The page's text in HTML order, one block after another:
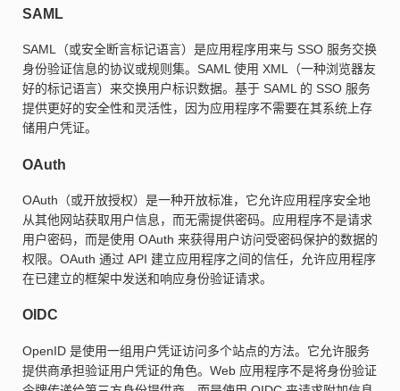
SAML
SAML（或安全断言标记语言）是应用程序用来与 SSO 服务交换
身份验证信息的协议或规则集。SAML 使用 XML（一种浏览器友
好的标记语言）来交换用户标识数据。基于 SAML 的 SSO 服务
提供更好的安全性和灵活性，因为应用程序不需要在其系统上存
储用户凭证。
OAuth
OAuth（或开放授权）是一种开放标准，它允许应用程序安全地
从其他网站获取用户信息，而无需提供密码。应用程序不是请求
用户密码，而是使用 OAuth 来获得用户访问受密码保护的数据的
权限。OAuth 通过 API 建立应用程序之间的信任，允许应用程序
在已建立的框架中发送和响应身份验证请求。
OIDC
OpenID 是使用一组用户凭证访问多个站点的方法。它允许服务
提供商承担验证用户凭证的角色。Web 应用程序不是将身份验证